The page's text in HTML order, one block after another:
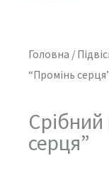
Головна /
“Промінь
Срібний
серця”